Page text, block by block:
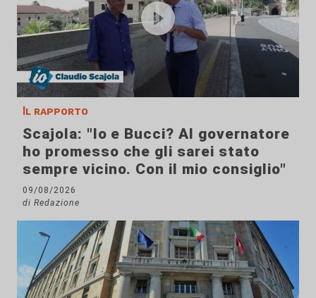
Il rapporto
Scajola: "Io e Bucci? Al governatore
ho promesso che gli sarei stato
sempre vicino. Con il mio consiglio"
09/08/2026
di Redazione